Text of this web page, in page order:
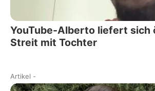
YouTube-Alberto liefert sich
Streit mit Tochter
Artikel -